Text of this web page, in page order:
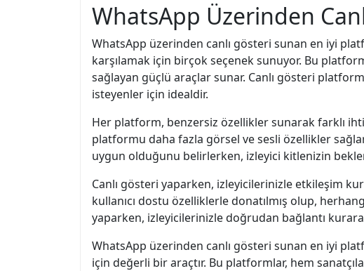
WhatsApp Üzerinden
WhatsApp üzerinden canlı gösteri sunan en iyi
karşılamak için birçok seçenek sunuyor. Bu
sağlayan güçlü araçlar sunar. Canlı gösteri
isteyenler için idealdir.
Her platform, benzersiz özellikler sunarak farklı
platformu daha fazla görsel ve sesli özellikler
uygun olduğunu belirlerken, izleyici kitlenizin
Canlı gösteri yaparken, izleyicilerinizle etkileşim
kullanıcı dostu özelliklerle donatılmış olup,
yaparken, izleyicilerinizle doğrudan bağlantı
WhatsApp üzerinden canlı gösteri sunan en iyi
için değerli bir araçtır. Bu platformlar, hem